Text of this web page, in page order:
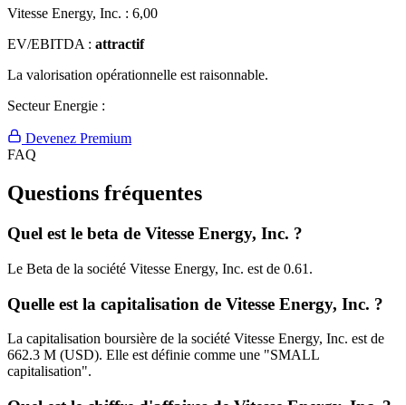
Vitesse Energy, Inc. : 6,00
EV/EBITDA : attractif
La valorisation opérationnelle est raisonnable.
Secteur Energie :
Devenez Premium
FAQ
Questions fréquentes
Quel est le beta de Vitesse Energy, Inc. ?
Le Beta de la société Vitesse Energy, Inc. est de 0.61.
Quelle est la capitalisation de Vitesse Energy, Inc. ?
La capitalisation boursière de la société Vitesse Energy, Inc. est de
662.3 M (USD). Elle est définie comme une "SMALL
capitalisation".